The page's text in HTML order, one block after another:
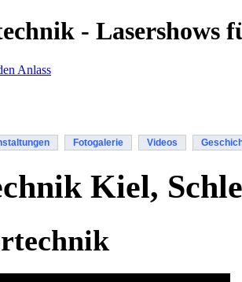
- Lasershows
Fotogalerie Videos
Kiel,